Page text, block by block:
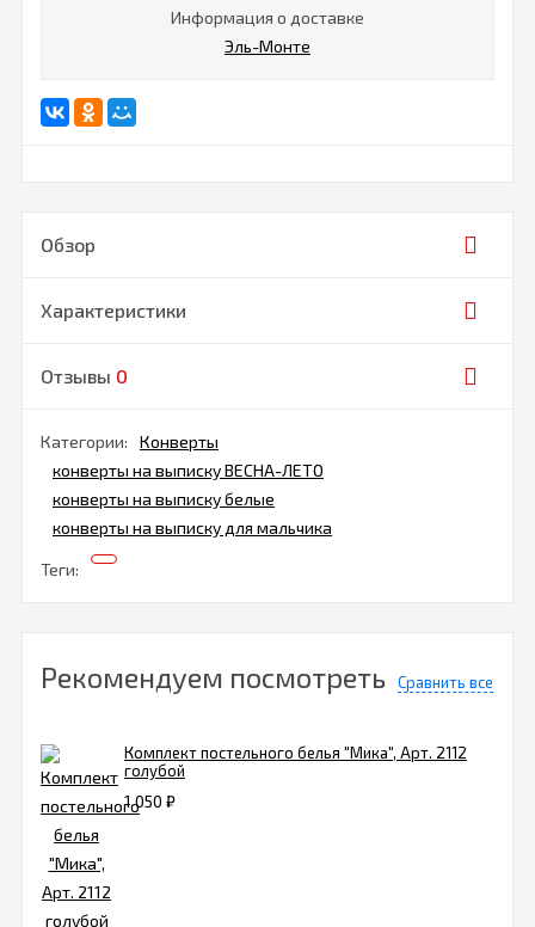
Информация о доставке
Эль-Монте
Обзор
Характеристики
Отзывы 0
Категории:
Конверты
конверты на выписку ВЕСНА-ЛЕТО
конверты на выписку белые
конверты на выписку для мальчика
Теги:
Рекомендуем посмотреть Сравнить все
Комплект постельного белья "Мика", Арт. 2112
голубой
1 050 ₽